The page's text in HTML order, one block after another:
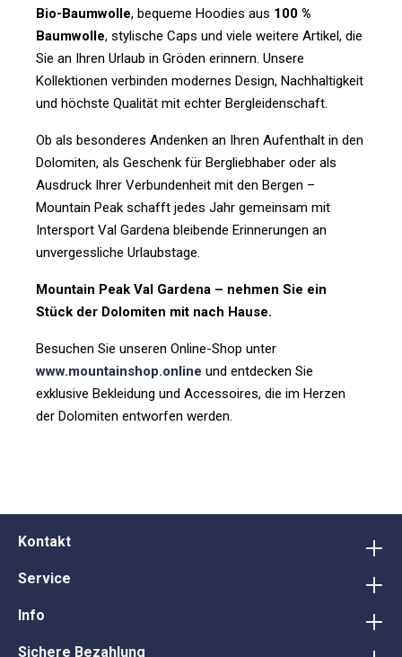
Bio-Baumwolle, bequeme Hoodies aus 100 %
Baumwolle, stylische Caps und viele weitere Artikel, die
Sie an Ihren Urlaub in Gröden erinnern. Unsere
Kollektionen verbinden modernes Design, Nachhaltigkeit
und höchste Qualität mit echter Bergleidenschaft.
Ob als besonderes Andenken an Ihren Aufenthalt in den
Dolomiten, als Geschenk für Bergliebhaber oder als
Ausdruck Ihrer Verbundenheit mit den Bergen –
Mountain Peak schafft jedes Jahr gemeinsam mit
Intersport Val Gardena bleibende Erinnerungen an
unvergessliche Urlaubstage.
Mountain Peak Val Gardena – nehmen Sie ein
Stück der Dolomiten mit nach Hause.
Besuchen Sie unseren Online-Shop unter
www.mountainshop.online und entdecken Sie
exklusive Bekleidung und Accessoires, die im Herzen
der Dolomiten entworfen werden.
Kontakt
Service
Info
Sichere Bezahlung